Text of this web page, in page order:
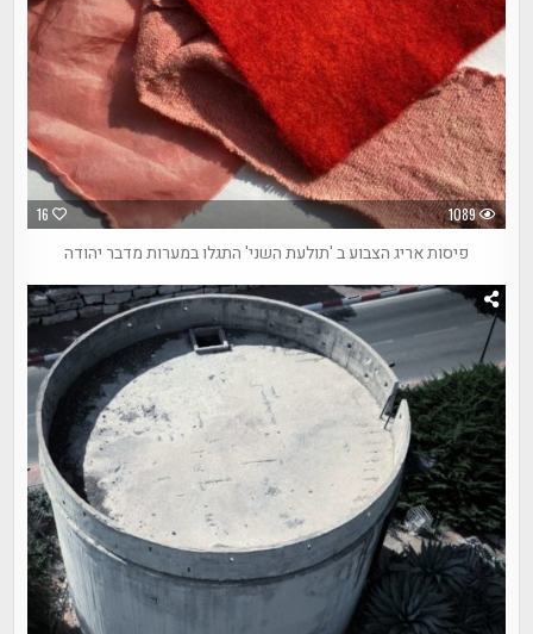
16 1089
פיסות אריג הצבוע ב 'תולעת השני' התגלו במערות מדבר יהודה